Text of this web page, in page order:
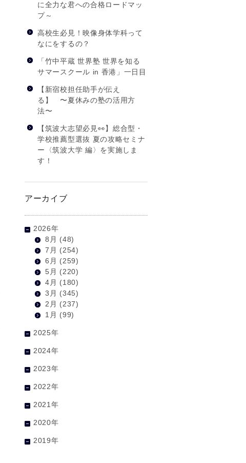
に全力な君への合格ロードマッ
プ～
高校生必見！映像身体学科って
なにをするの？
「竹中平蔵 世界塾 世界を知る
サマースクール in 香港」一日目
【新宿校担任助手が伝え
る】 〜夏休みの塾の活用方
法〜
【筑波大志望必見👀】総合型・
学校推薦型選抜 夏の攻略セミナ
ー〈筑波大学 編〉を実施しま
す！
アーカイブ
2026年
8月 (48)
7月 (254)
6月 (259)
5月 (220)
4月 (180)
3月 (345)
2月 (237)
1月 (99)
2025年
2024年
2023年
2022年
2021年
2020年
2019年